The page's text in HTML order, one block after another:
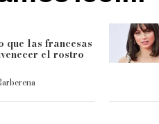
que las francesas
el rostro